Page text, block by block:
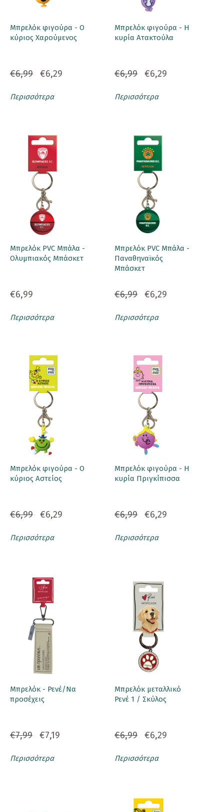
Μπρελόκ φιγούρα - Ο
κύριος Χαρούμενος
€6,99 €6,29
Περισσότερα
Μπρελόκ φιγούρα - Η
κυρία Ατακτούλα
€6,99 €6,29
Περισσότερα
Μπρελόκ PVC Μπάλα -
Ολυμπιακός Μπάσκετ
€6,99
Περισσότερα
Μπρελόκ PVC Μπάλα -
Παναθηναϊκός
Μπάσκετ
€6,99 €6,29
Περισσότερα
Μπρελόκ φιγούρα - Ο
κύριος Αστείος
€6,99 €6,29
Περισσότερα
Μπρελόκ φιγούρα - Η
κυρία Πριγκίπισσα
€6,99 €6,29
Περισσότερα
Μπρελόκ - Ρενέ/Να
προσέχεις
€7,99 €7,19
Περισσότερα
Μπρελόκ μεταλλικό
Ρενέ 1 / Σκύλος
€6,99 €6,29
Περισσότερα